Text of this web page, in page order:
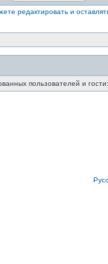
пользователей и